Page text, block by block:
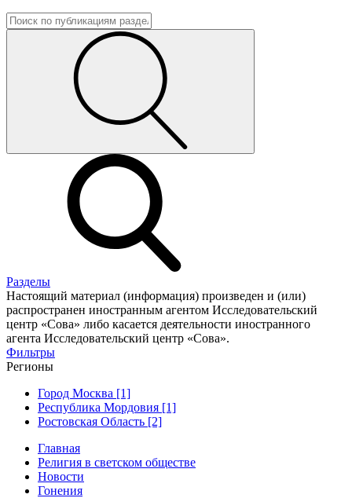
Разделы
Настоящий материал (информация) произведен и (или)
распространен иностранным агентом Исследовательский
центр «Сова» либо касается деятельности иностранного
агента Исследовательский центр «Сова».
Фильтры
Регионы
Город Москва [1]
Республика Мордовия [1]
Ростовская Область [2]
Главная
Религия в светском обществе
Новости
Гонения